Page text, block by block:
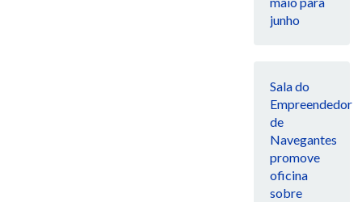
junho
Sala do
Empreendedor
de
Navegantes
promove
oficina
sobre